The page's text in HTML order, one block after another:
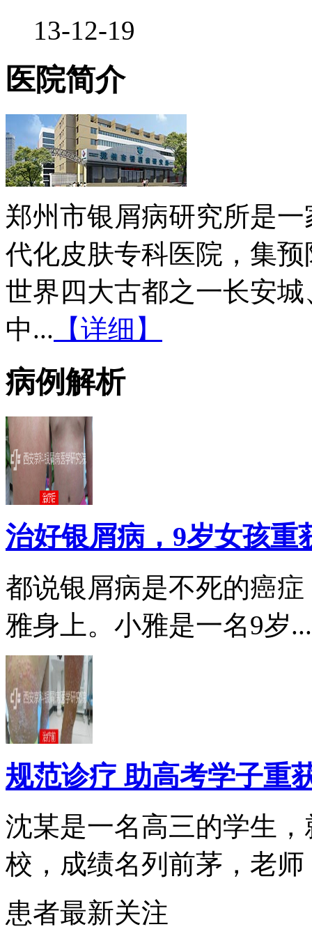
13-12-19
医院简介
郑州市银屑病研究所是
代化皮肤专科医院，集
世界四大古都之一长安
中... 【详细】
病例解析
治好银屑病，9岁女孩重
都说银屑病是不死的癌
雅身上。小雅是一名9岁...
规范诊疗 助高考学子重
沈某是一名高三的学生
校，成绩名列前茅，老师
患者最新关注